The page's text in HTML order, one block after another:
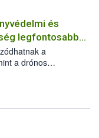
és
legfontosabb
a
a drónos
tevékenység